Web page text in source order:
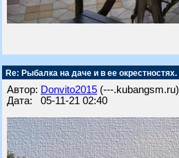
Re: Рыбалка на даче и в ее окрестностях.
Автор: Donvito2015 (---.kubangsm.ru)
Дата: 05-11-21 02:40